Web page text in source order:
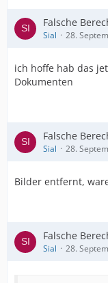
Falsche
Sial 28.
ich hoffe hab das
Dokumenten
Falsche
Sial 28.
Bilder entfernt,
Falsche
Sial 28.